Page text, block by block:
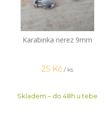
Karabinka nerez 9mm
25 Kč / ks
Skladem – do 48h u tebe